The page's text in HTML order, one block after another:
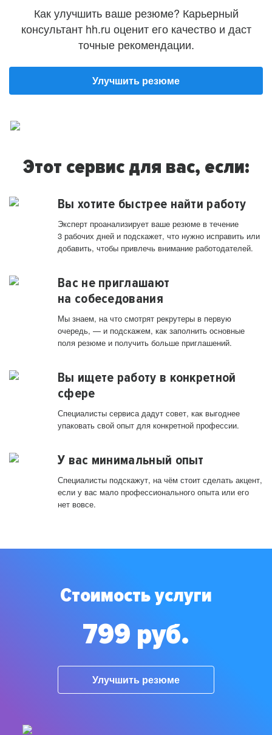
Как улучшить ваше резюме? Карьерный
консультант hh.ru оценит его качество и даст
точные рекомендации.
Улучшить резюме
Этот сервис для вас, если:
Вы хотите быстрее найти работу
Эксперт проанализирует ваше резюме в течение
3 рабочих дней и подскажет, что нужно исправить или
добавить, чтобы привлечь внимание работодателей.
Вас не приглашают
на собеседования
Мы знаем, на что смотрят рекрутеры в первую
очередь, — и подскажем, как заполнить основные
поля резюме и получить больше приглашений.
Вы ищете работу в конкретной
сфере
Специалисты сервиса дадут совет, как выгоднее
упаковать свой опыт для конкретной профессии.
У вас минимальный опыт
Специалисты подскажут, на чём стоит сделать акцент,
если у вас мало профессионального опыта или его
нет вовсе.
Стоимость услуги
799 руб.
Улучшить резюме